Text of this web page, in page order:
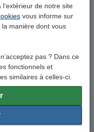
l'extérieur de notre site
vous informe sur
manière dont vous
pas ? Dans ce
fonctionnels et
similaires à celles-ci.
en bois